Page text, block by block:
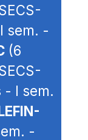
sem. -
(6
- I sem.
-